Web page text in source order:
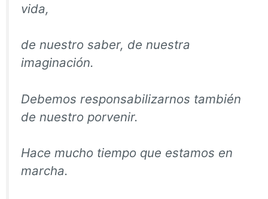
vida,
de nuestro saber, de nuestra
imaginación.
Debemos responsabilizarnos también
de nuestro porvenir.
Hace mucho tiempo que estamos en
marcha.